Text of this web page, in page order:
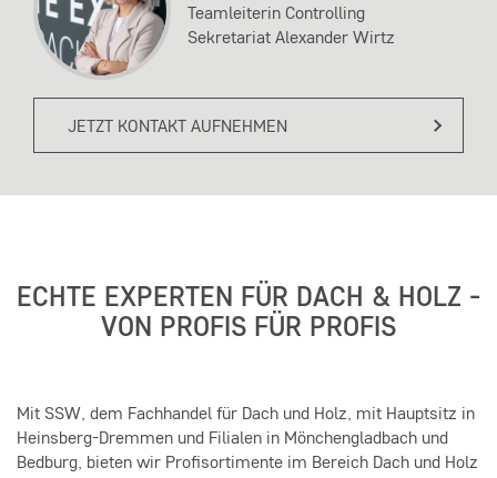
Teamleiterin Controlling
Sekretariat Alexander Wirtz
JETZT KONTAKT AUFNEHMEN
ECHTE EXPERTEN FÜR DACH & HOLZ -
VON PROFIS FÜR PROFIS
Mit SSW, dem Fachhandel für Dach und Holz, mit Hauptsitz in
Heinsberg-Dremmen und Filialen in Mönchengladbach und
Bedburg, bieten wir Profisortimente im Bereich Dach und Holz